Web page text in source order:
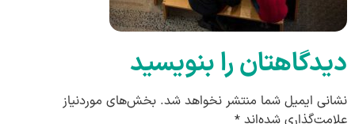
دیدگاهتان را بنویسید
نشانی ایمیل شما منتشر نخواهد شد. بخش‌های موردنیاز